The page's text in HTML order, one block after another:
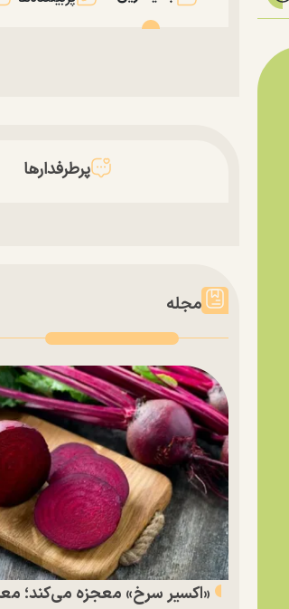
پرطرفدارها
مجله
«اکسیر سرخ» معجزه می‌کند؛